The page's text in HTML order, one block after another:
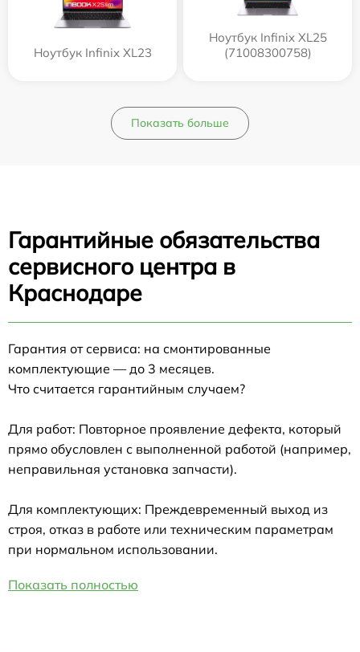
Ноутбук Infinix XL23
Ноутбук Infinix XL25
(71008300758)
Показать больше
Гарантийные обязательства
сервисного центра в
Краснодаре
Гарантия от сервиса: на смонтированные
комплектующие — до 3 месяцев.
Что считается гарантийным случаем?
Для работ: Повторное проявление дефекта, который
прямо обусловлен с выполненной работой (например,
неправильная установка запчасти).
Для комплектующих: Преждевременный выход из
строя, отказ в работе или техническим параметрам
при нормальном использовании.
Показать полностью